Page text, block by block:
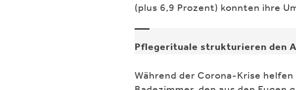
(plus 6,9 Prozent) konnten ihre
Pflegerituale strukturieren den
Während der Corona-Krise